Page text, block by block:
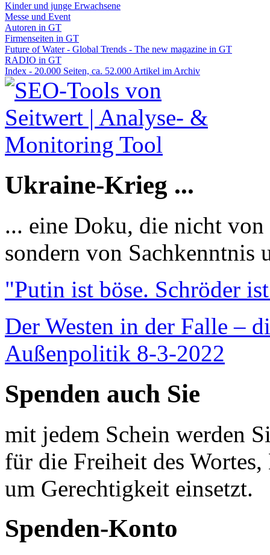
Kinder und junge Erwachsene
Messe und Event
Autoren in GT
Firmenseiten in GT
Future of Water - Global Trends - The new magazine in GT
RADIO in GT
Index - 20.000 Seiten, ca. 52.000 Artikel im Archiv
Ukraine-Krieg ...
... eine Doku, die nicht
sondern von Sachkenntnis
"Putin ist böse. Schröder
Der Westen in der Falle –
Außenpolitik 8-3-2022
Spenden auch Sie
mit jedem Schein werden
für die Freiheit des
um Gerechtigkeit einsetzt.
Spenden-Konto